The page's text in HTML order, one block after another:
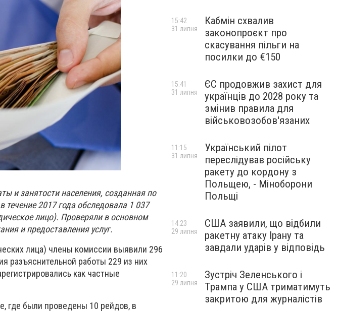
и занятости населения, созданная по
2017 года обследовала 1 037
лицо). Проверяли в основном
и предоставления услуг.
лица) члены комиссии выявили 296
разъяснительной работы 229 из них
как частные
где были проведены 10 рейдов, в
Кабмін схвалив
законопроєкт про
скасування пільги на
посилки до €150
15:42
31 липня
ЄС продовжив захист для
українців до 2028 року та
змінив правила для
військовозобов'язаних
15:41
31 липня
Український пілот
переслідував російську
ракету до кордону з
Польщею, - Міноборони
Польщі
11:15
31 липня
США заявили, що відбили
ракетну атаку Ірану та
завдали ударів у відповідь
14:23
29 липня
Зустріч Зеленського і
Трампа у США триматимуть
закритою для журналістів
11:20
29 липня